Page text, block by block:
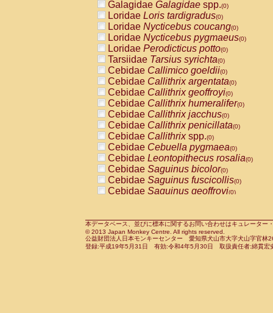
AtelidaeAtelesspp.(0)
Atelidae Lagothrix lagothricha
AtelidaeLagothrix lagothricha cana
PitheciidaeCacajao calvus
PitheciidaeCallicebus cupreus
PitheciidaeCallicebus donacophilus
PitheciidaeCallicebus moloch
PitheciidaeCallicebus torquatus
PitheciidaeCallicebusspp.(0)
PitheciidaeChiropotes satanas(0)
PitheciidaePithecia monachus
PitheciidaePithecia pithecia(0)
CercopithecidaeCercocebus agilis
CercopithecidaeCercocebus
CercopithecidaeCercocebus
CercopithecidaeCercocebus
CercopithecidaeCercocebus
CercopithecidaeCercocebushybrid
CercopithecidaePapio anubis(0)
CercopithecidaePapio cynocephalus
CercopithecidaePapio hamadryas(0)
Galagidae Galagidae spp.(0)
Loridae Loris tardigradus(0)
Loridae Nycticebus coucang(0)
Loridae Nycticebus pygmaeus(0)
Loridae Perodicticus potto(0)
Tarsiidae Tarsius syrichta(0)
Cebidae Callimico goeldii(0)
Cebidae Callithrix argentata(0)
Cebidae Callithrix geoffroyi(0)
Cebidae Callithrix humeralifer(0)
Cebidae Callithrix jacchus(0)
Cebidae Callithrix penicillata(0)
Cebidae Callithrixspp.(0)
Cebidae Cebuella pygmaea(0)
Cebidae Leontopithecus rosalia(0)
Cebidae Saguinus bicolor(0)
Cebidae Saguinus fuscicollis(0)
Cebidae Saguinus geoffroyi(0)
CebidaeSaguinus leucopus(0)
CebidaeSaguinus midas(0)
Cebidae Saguinus mystax(0)
本データベース、並びに標本に関するお問い合わせはキュレータ
© 2013 Japan Monkey Centre. All rights reserved.
公益財団法人日本モンキーセンター 愛知県犬山市大字犬山字官
登録:平成19年5月31日 有効:令和4年5月30日 取扱責任者:綿貫宏